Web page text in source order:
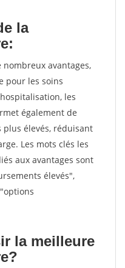
la
avantages,
pour les soins
les
également de
élevés, réduisant
Les mots clés les
aux avantages sont
élevés",
la meilleure